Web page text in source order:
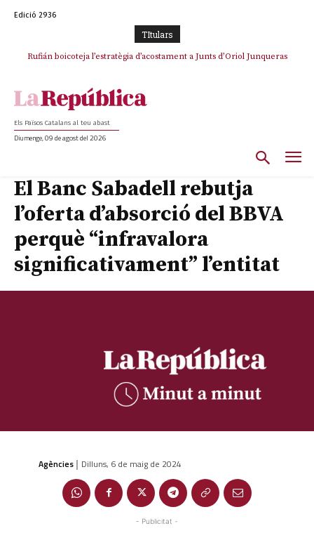
Edició 2936
TItulars
Rufián boicoteja l’estratègia d’acostament a Junts d’Oriol Junqueras
Els Països Catalans al teu abast
Diumenge, 09 de agost del 2026
El Banc Sabadell rebutja
l’oferta d’absorció del BBVA
perquè “infravalora
significativament” l’entitat
Agències | Dilluns, 6 de maig de 2024
- Publicitat -